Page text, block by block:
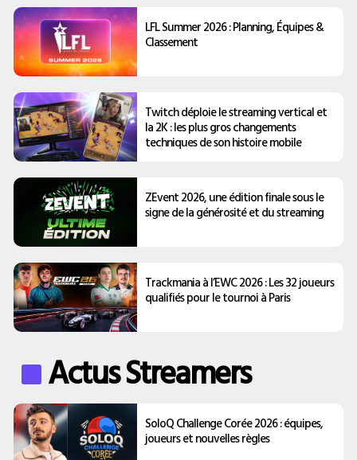
LFL Summer 2026 : Planning, Équipes &
Classement
Twitch déploie le streaming vertical et
la 2K : les plus gros changements
techniques de son histoire mobile
ZEvent 2026, une édition finale sous le
signe de la générosité et du streaming
Trackmania à l’EWC 2026 : Les 32 joueurs
qualifiés pour le tournoi à Paris
Actus Streamers
SoloQ Challenge Corée 2026 : équipes,
joueurs et nouvelles règles